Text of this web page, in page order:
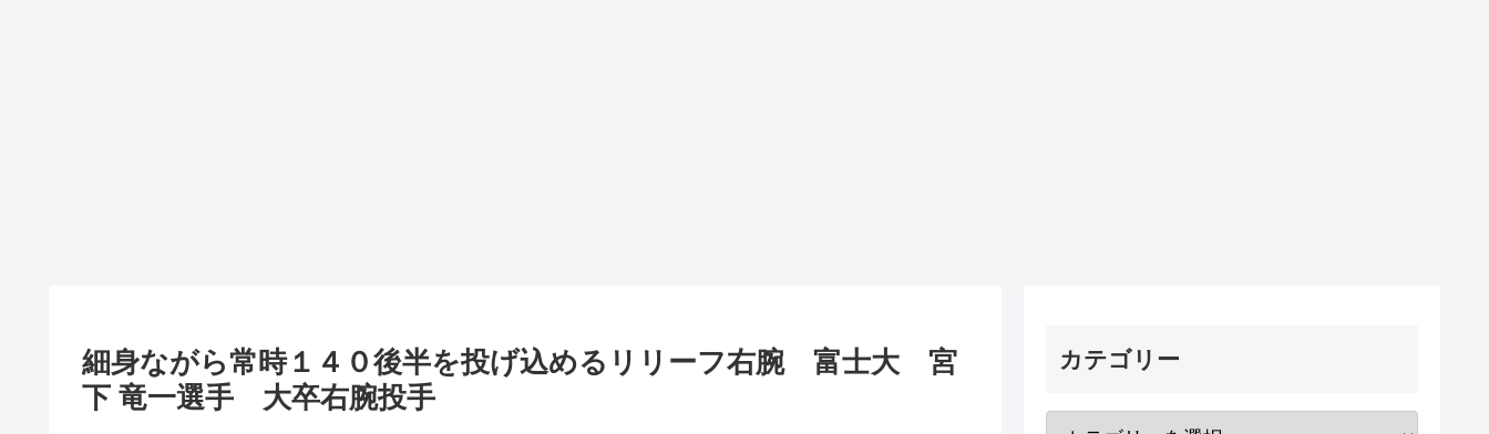
細身ながら常時１４０後半を投げ込めるリリーフ右腕 富士大 宮
下 竜一選手 大卒右腕投手
カテゴリー